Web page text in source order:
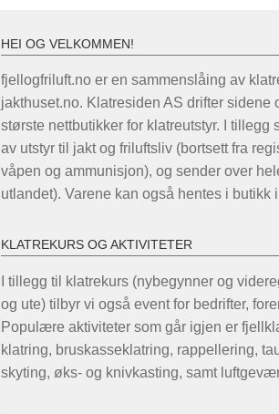
på
produktsiden
HEI OG VELKOMMEN!
fjellogfriluft.no er en sammenslåing av
jakthuset.no. Klatresiden AS drifter sidene
største nettbutikker for klatreutstyr. I tillegg
av utstyr til jakt og friluftsliv (bortsett fra
våpen og ammunisjon), og sender over
utlandet). Varene kan også hentes i butikk
KLATREKURS OG AKTIVITETER
I tillegg til klatrekurs (nybegynner og
og ute) tilbyr vi også event for bedrifter,
Populære aktiviteter som går igjen er
klatring, bruskasseklatring, rappellering,
skyting, øks- og knivkasting, samt